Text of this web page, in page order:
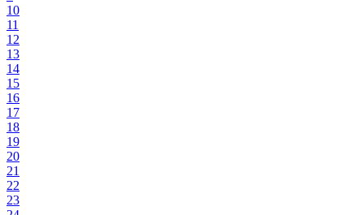
10
11
12
13
14
15
16
17
18
19
20
21
22
23